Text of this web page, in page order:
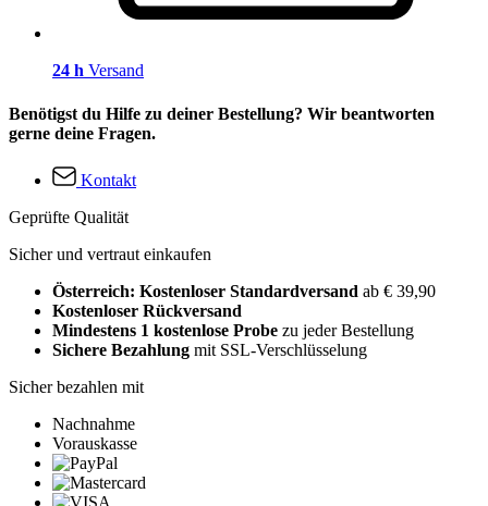
24 h Versand
Benötigst du Hilfe zu deiner Bestellung? Wir beantworten
gerne deine Fragen.
Kontakt
Geprüfte Qualität
Sicher und vertraut einkaufen
Österreich: Kostenloser Standardversand ab € 39,90
Kostenloser Rückversand
Mindestens 1 kostenlose Probe zu jeder Bestellung
Sichere Bezahlung mit SSL-Verschlüsselung
Sicher bezahlen mit
Nachnahme
Vorauskasse